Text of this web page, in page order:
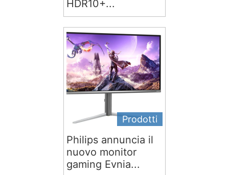
HDR10+...
Prodotti
Philips annuncia il
nuovo monitor
gaming Evnia...